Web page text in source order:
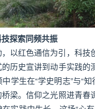
探索同频共振
以红色通信为引，科
历史宣讲到动手实践
学生在“学史明志”与“
梁。信仰之光照进青